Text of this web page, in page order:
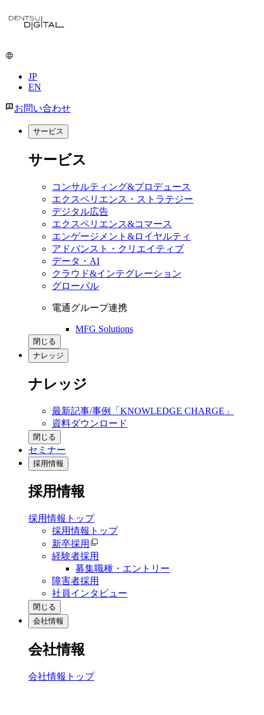
メ
コ
ツ
JP
EN
お問い合わせ
サービス
サービス
コンサルティング&プロデュース
エクスペリエンス・ストラテジー
デジタル広告
エクスペリエンス&コマース
エンゲージメント&ロイヤルティ
アドバンスト・クリエイティブ
データ・AI
クラウド&インテグレーション
グローバル
電通グループ連携
MFG Solutions
閉じる
ナレッジ
ナレッジ
最新記事/事例「KNOWLEDGE CHARGE」
資料ダウンロード
閉じる
セミナー
採用情報
採用情報
採用情報トップ
採用情報トップ
新卒採用
経験者採用
募集職種・エントリー
障害者採用
社員インタビュー
閉じる
会社情報
会社情報
会社情報トップ